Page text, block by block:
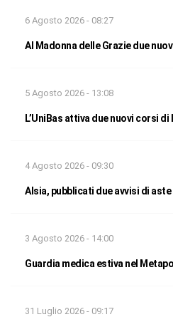
6 Agosto 2026 - 08:27
Al Madonna delle Grazie due
5 Agosto 2026 - 13:08
L’UniBas attiva due nuovi corsi di
4 Agosto 2026 - 09:30
Alsia, pubblicati due avvisi di aste
3 Agosto 2026 - 14:00
Guardia medica estiva nel
31 Luglio 2026 - 09:17